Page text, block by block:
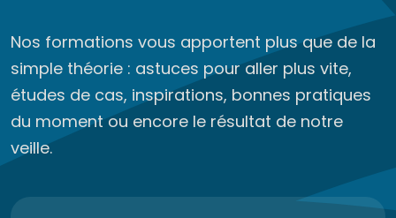
Nos formations vous apportent plus que de la
simple théorie : astuces pour aller plus vite,
études de cas, inspirations, bonnes pratiques
du moment ou encore le résultat de notre
veille.